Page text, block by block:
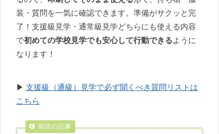
装・質問を一気に確認できます。準備がサクッと完
了！支援級見学・通常級見学どちらにも使える内容
で初めての学校見学でも安心して行動できるように
なります！
▶ 支援級（通級）見学で必ず聞くべき質問リストは
こちら